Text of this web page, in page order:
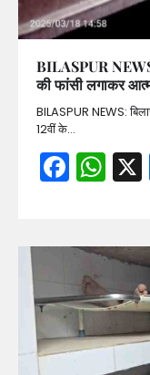
BILASPUR
की फांसी लगाकर
BILASPUR NEWS:
12वीं के…